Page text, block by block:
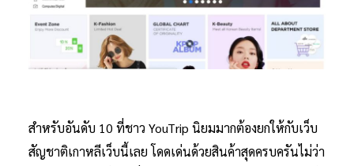
สำหรับอันดับ 10 ที่ชาว YouTrip นิยมมากต้องยกให้กับเว็บ
สัญชาติเกาหลีเว็บนี้เลย โดดเด่นด้วยสินค้าสุดครบครันไม่ว่า